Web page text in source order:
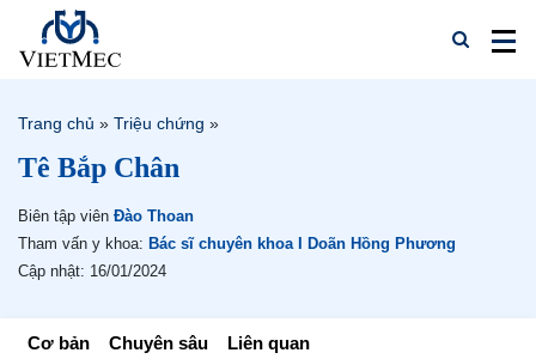
Trang chủ » Triệu chứng »
Tê Bắp Chân
Biên tập viên Đào Thoan
Tham vấn y khoa: Bác sĩ chuyên khoa I Doãn Hồng Phương
Cập nhật: 16/01/2024
Cơ bản Chuyên sâu Liên quan